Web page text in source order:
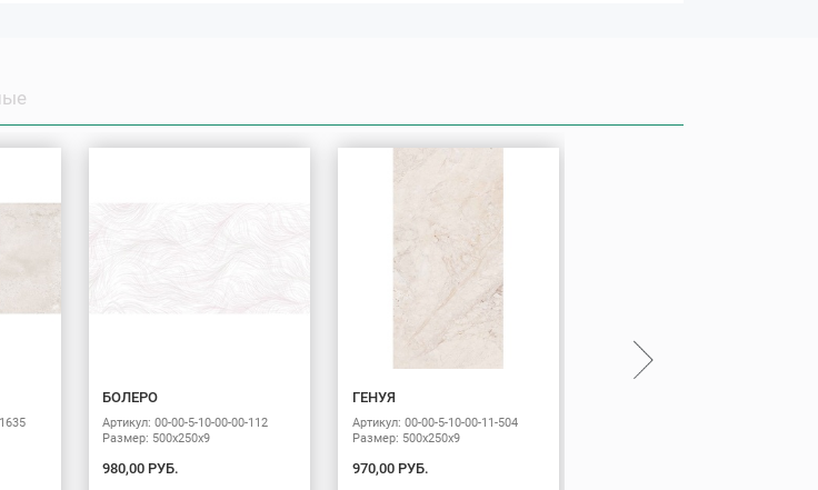
БОЛЕРО
Артикул: 00-00-5-10-00-00-112
Размер: 500х250х9
980,00 РУБ.
ГЕНУЯ
Артикул: 00-00-5-10-00-11-504
Размер: 500х250х9
970,00 РУБ.